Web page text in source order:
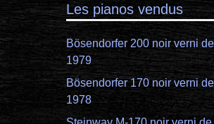
Les pianos vendus
Bösendorfer 200 noir verni de
1979
Bösendorfer 170 noir verni de
1978